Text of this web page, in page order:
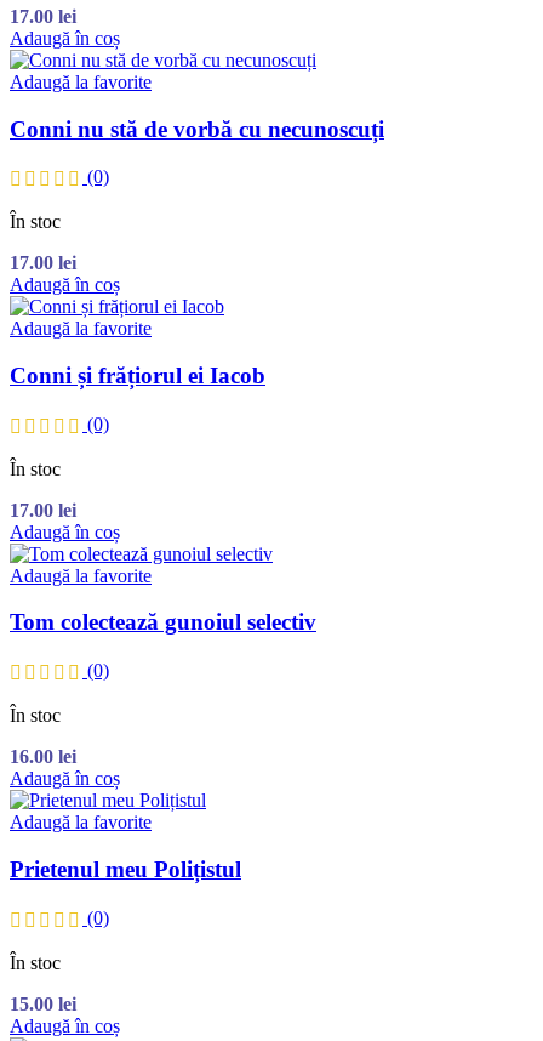
17.00 lei
Adaugă în coș
Adaugă la favorite
Conni nu stă de vorbă cu necunoscuți
(0)
În stoc
17.00 lei
Adaugă în coș
Adaugă la favorite
Conni și frățiorul ei Iacob
(0)
În stoc
17.00 lei
Adaugă în coș
Adaugă la favorite
Tom colectează gunoiul selectiv
(0)
În stoc
16.00 lei
Adaugă în coș
Adaugă la favorite
Prietenul meu Polițistul
(0)
În stoc
15.00 lei
Adaugă în coș